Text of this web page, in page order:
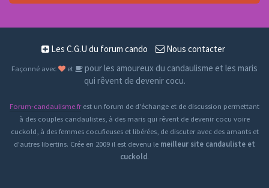
Les C.G.U du forum cando Nous contacter
Façonné avec et
pour les amoureux du candaulisme et les maris
qui rêvent de devenir cocu.
Forum-candaulisme.frest un forum de d'échange et de discussion permettant
à des couples candaulistes, à des maris qui rêvent de devenir cocu voire
cuckold, à des femmes cocufieuses et libérées, de discuter avec des amants et
d'autres libertins. Crée en 2009 il est devenu le meilleur site candauliste et
cuckold.